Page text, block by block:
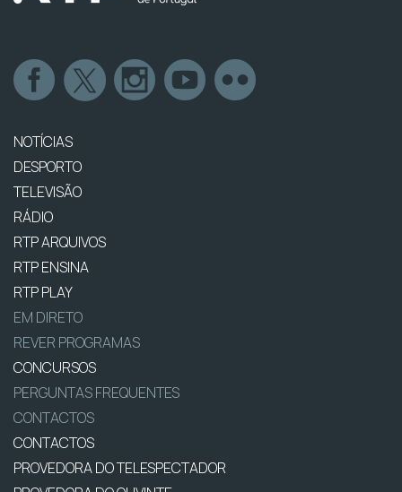
NOTÍCIAS
DESPORTO
TELEVISÃO
RÁDIO
RTP ARQUIVOS
RTP ENSINA
RTP PLAY
EM DIRETO
REVER PROGRAMAS
CONCURSOS
PERGUNTAS FREQUENTES
CONTACTOS
CONTACTOS
PROVEDORA DO TELESPECTADOR